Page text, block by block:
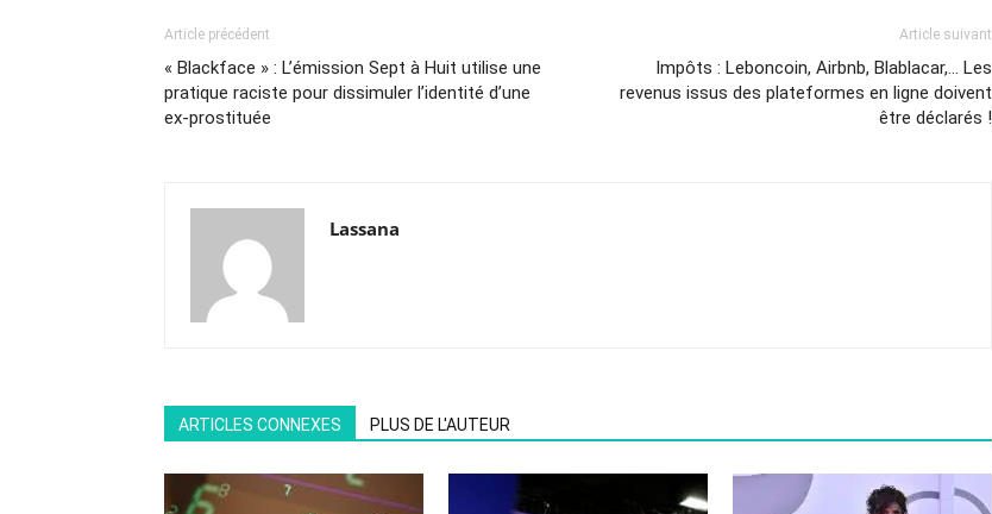
Article précédent
« Blackface » : L’émission Sept à Huit utilise une
pratique raciste pour dissimuler l’identité d’une
ex-prostituée
Article suivant
Impôts : Leboncoin, Airbnb, Blablacar,… Les
revenus issus des plateformes en ligne doivent
être déclarés !
Lassana
ARTICLES CONNEXES PLUS DE L'AUTEUR